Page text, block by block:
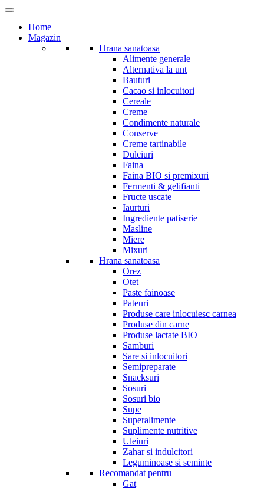
Home
Magazin
Hrana sanatoasa
Alimente generale
Alternativa la unt
Bauturi
Cacao si inlocuitori
Cereale
Creme
Condimente naturale
Conserve
Creme tartinabile
Dulciuri
Faina
Faina BIO si premixuri
Fermenti & gelifianti
Fructe uscate
Iaurturi
Ingrediente patiserie
Masline
Miere
Mixuri
Hrana sanatoasa
Orez
Otet
Paste fainoase
Pateuri
Produse care inlocuiesc carnea
Produse din carne
Produse lactate BIO
Samburi
Sare si inlocuitori
Semipreparate
Snacksuri
Sosuri
Sosuri bio
Supe
Superalimente
Suplimente nutritive
Uleiuri
Zahar si indulcitori
Leguminoase si seminte
Recomandat pentru
Gat